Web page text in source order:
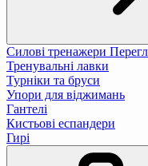
Силові тренажери
Тренувальні лавки
Турніки та бруси
Упори для віджимань
Гантелі
Кистьові еспандери
Гирі